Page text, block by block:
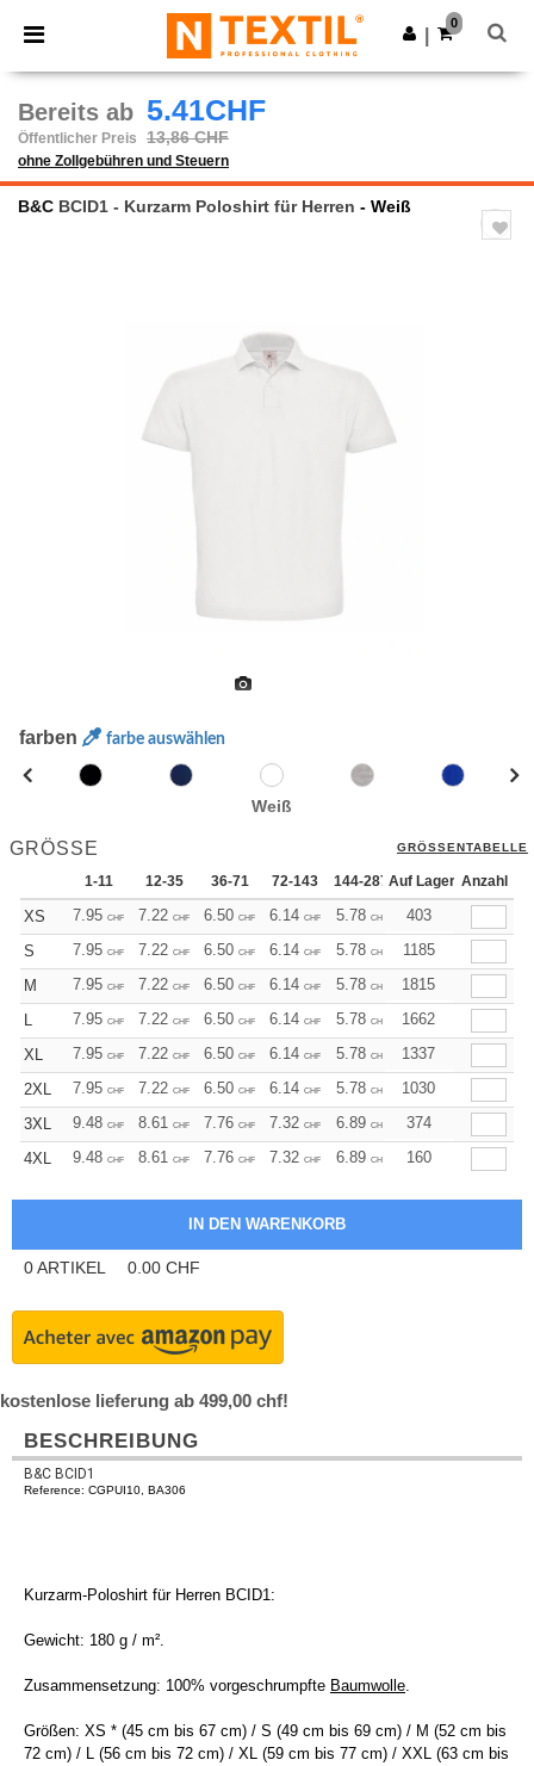
× Ntextil App
Bessere Preise in der App!
App holen
0
Bereits ab 5.41CHF
Öffentlicher Preis 13,86 CHF
ohne Zollgebühren und Steuern
B&C BCID1 - Kurzarm Poloshirt für Herren - Weiß
farben farbe auswählen
Weiß
GRÖSSE GRÖSSENTABELLE
1-11 12-35 36-71 72-143 144-287 288 + Mehr
Auf Lager Anzahl
XS 7.95 CHF 7.22 CHF 6.50 CHF 6.14 CHF 5.78 CHF 5.41
403
S
7.95 CHF 7.22 CHF 6.50 CHF 6.14 CHF 5.78 CHF 5.41
1185
M
7.95 CHF 7.22 CHF 6.50 CHF 6.14 CHF 5.78 CHF 5.41
1815
L
7.95 CHF 7.22 CHF 6.50 CHF 6.14 CHF 5.78 CHF 5.41
1662
XL
7.95 CHF 7.22 CHF 6.50 CHF 6.14 CHF 5.78 CHF 5.41
1337
2XL
7.95 CHF 7.22 CHF 6.50 CHF 6.14 CHF 5.78 CHF 5.41
1030
3XL
9.48 CHF 8.61 CHF 7.76 CHF 7.32 CHF 6.89 CHF 6.46
374
4XL
9.48 CHF 8.61 CHF 7.76 CHF 7.32 CHF 6.89 CHF 6.46
160
0ARTIKEL 0.00 CHF
kostenlose lieferung ab 499,00 chf!
BESCHREIBUNG
B&C BCID1
Reference: CGPUI10, BA306
Kurzarm-Poloshirt für Herren BCID1:
Gewicht: 180 g / m².
Zusammensetzung: 100% vorgeschrumpfte Baumwolle.
Größen: XS * (45 cm bis 67 cm) / S (49 cm bis 69 cm) / M (52 cm bis
72 cm) / L (56 cm bis 72 cm) / XL (59 cm bis 77 cm) / XXL (63 cm bis